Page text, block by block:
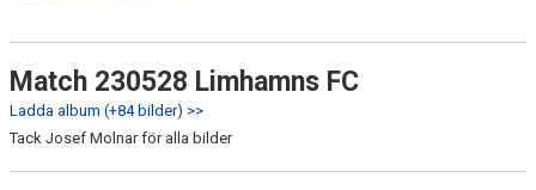
Match 230528 Limhamns FC
Ladda album (+84 bilder) >>
Tack Josef Molnar för alla bilder